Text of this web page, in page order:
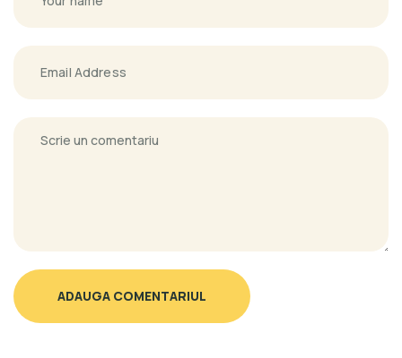
ADAUGA COMENTARIUL